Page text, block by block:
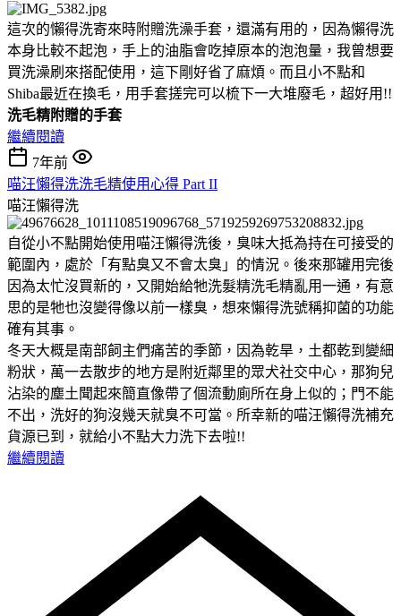
這次的懶得洗寄來時附贈洗澡手套，還滿有用的，因為懶得洗
本身比較不起泡，手上的油脂會吃掉原本的泡泡量，我曾想要
買洗澡刷來搭配使用，這下剛好省了麻煩。而且小不點和
Shiba最近在換毛，用手套搓完可以梳下一大堆廢毛，超好用!!
洗毛精附贈的手套
繼續閱讀
7年前
喵汪懶得洗洗毛精使用心得 Part II
喵汪懶得洗
自從小不點開始使用喵汪懶得洗後，臭味大抵為持在可接受的
範圍內，處於「有點臭又不會太臭」的情況。後來那罐用完後
因為太忙沒買新的，又開始給牠洗髮精洗毛精亂用一通，有意
思的是牠也沒變得像以前一樣臭，想來懶得洗號稱抑菌的功能
確有其事。
冬天大概是南部飼主們痛苦的季節，因為乾旱，土都乾到變細
粉狀，萬一去散步的地方是附近鄰里的眾犬社交中心，那狗兒
沾染的塵土聞起來簡直像帶了個流動廁所在身上似的；門不能
不出，洗好的狗沒幾天就臭不可當。所幸新的喵汪懶得洗補充
貨源已到，就給小不點大力洗下去啦!!
繼續閱讀